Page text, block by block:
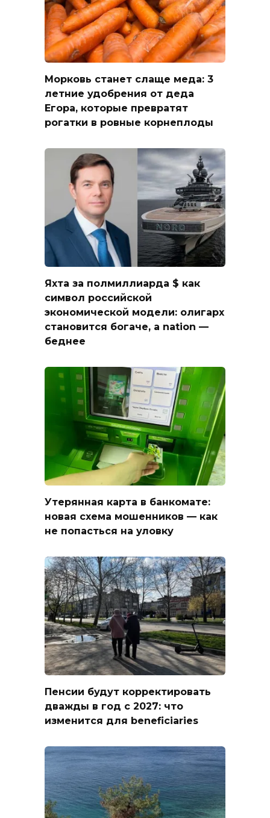
Морковь станет слаще меда: 3
летние удобрения от деда
Егора, которые превратят
рогатки в ровные корнеплоды
Яхта за полмиллиарда $ как
символ российской
экономической модели: олигарх
становится богаче, а nation —
беднее
Утерянная карта в банкомате:
новая схема мошенников — как
не попасться на уловку
Пенсии будут корректировать
дважды в год с 2027: что
изменится для beneficiaries